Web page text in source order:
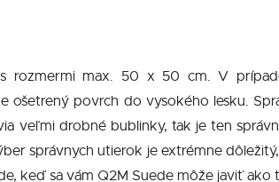
rozmermi max. 50 x 50 cm. V
povrch do vysokého lesku.
veľmi drobné bublinky, tak je ten
správnych utierok je extrémne
keď sa vám Q2M Suede môže javiť ako